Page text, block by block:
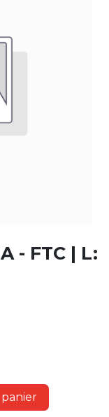
- FTC | L: